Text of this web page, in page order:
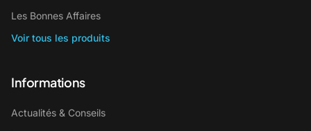
Les Bonnes Affaires
Voir tous les produits
Informations
Actualités & Conseils